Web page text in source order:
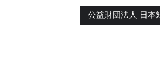
公益財団法人 日本